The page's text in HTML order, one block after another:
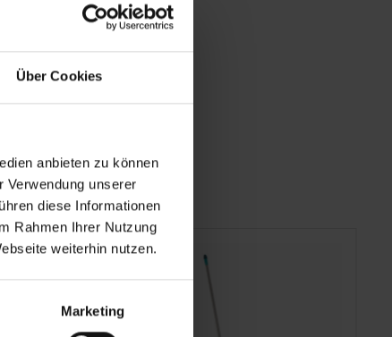
Über Cookies
anbieten zu können
Verwendung unserer
diese Informationen
Rahmen Ihrer Nutzung
weiterhin nutzen.
Marketing